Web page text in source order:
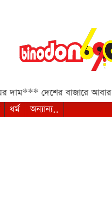
দেশের বাজারে আবার কমল
ধর্ম অন্যান্য..